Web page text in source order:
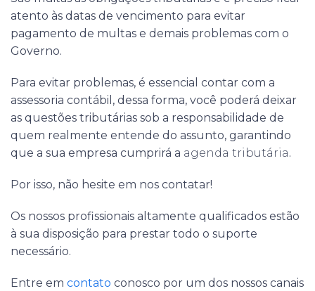
atento às datas de vencimento para evitar
pagamento de multas e demais problemas com o
Governo.
Para evitar problemas, é essencial contar com a
assessoria contábil, dessa forma, você poderá deixar
as questões tributárias sob a responsabilidade de
quem realmente entende do assunto, garantindo
que a sua empresa cumprirá a agenda tributária.
Por isso, não hesite em nos contatar!
Os nossos profissionais altamente qualificados estão
à sua disposição para prestar todo o suporte
necessário.
Entre em contato conosco por um dos nossos canais